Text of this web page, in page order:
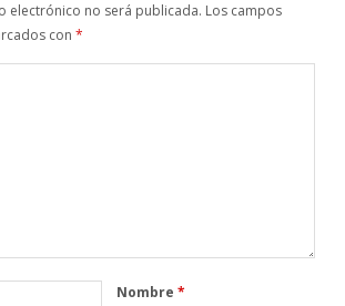
electrónico no será publicada. Los campos
con*
Nombre*